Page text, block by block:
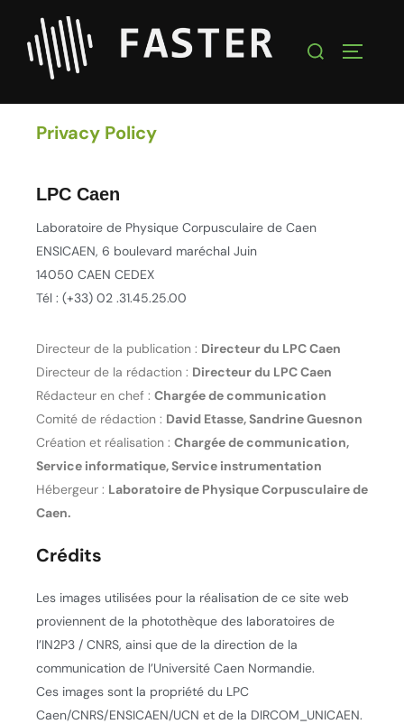
Privacy Policy
LPC Caen
Laboratoire de Physique Corpusculaire de Caen
ENSICAEN, 6 boulevard maréchal Juin
14050 CAEN CEDEX
Tél : (+33) 02 .31.45.25.00
Directeur de la publication : Directeur du LPC Caen
Directeur de la rédaction : Directeur du LPC Caen
Rédacteur en chef : Chargée de communication
Comité de rédaction : David Etasse, Sandrine Guesnon
Création et réalisation : Chargée de communication,
Service informatique, Service instrumentation
Hébergeur : Laboratoire de Physique Corpusculaire de
Caen.
Crédits
Les images utilisées pour la réalisation de ce site web
proviennent de la photothèque des laboratoires de
l’IN2P3 / CNRS, ainsi que de la direction de la
communication de l’Université Caen Normandie.
Ces images sont la propriété du LPC
Caen/CNRS/ENSICAEN/UCN et de la DIRCOM_UNICAEN.